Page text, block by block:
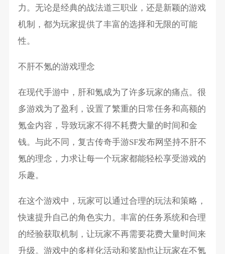
力。无论是经典的战法道三职业，还是新颖的游戏
机制，都为玩家提供了丰富的选择和无限的可能
性。
不肝不氪的游戏理念
在现代手游中，肝和氪成为了许多玩家的痛点。很
多游戏为了盈利，设置了繁重的日常任务和高额的
氪金内容，导致玩家不得不耗费大量的时间和金
钱。与此不同，复古传奇手游SF发布网坚持不肝不
氪的理念，力求让每一个玩家都能轻松享受游戏的
乐趣。
在这个游戏中，玩家可以通过合理的玩法和策略，
快速提升自己的角色实力。丰富的任务系统和合理
的经验获取机制，让玩家不再需要花费大量时间来
升级。游戏中的多样化活动和奖励也让玩家在不氪